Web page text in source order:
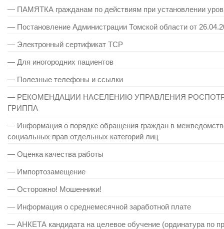
— ПАМЯТКА гражданам по действиям при установлении
— Постановление Администрации Томской области от
— Электронный сертификат ТСР
— Для иногородних пациентов
— Полезные телефоны и ссылки
— РЕКОМЕНДАЦИИ НАСЕЛЕНИЮ УПРАВЛЕНИЯ
ГРИППА
— Информация о порядке обращения граждан в
социальных прав отдельных категорий лиц
— Оценка качества работы
— Импортозамещение
— Осторожно! Мошенники!
— Информация о среднемесячной заработной плате
— АНКЕТА кандидата на целевое обучение (ординатура по